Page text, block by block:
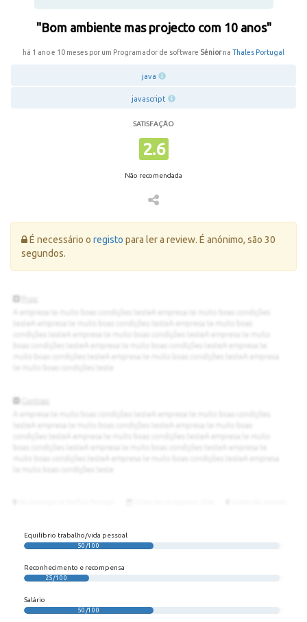
"Bom ambiente mas projecto com 10 anos"
há 1 ano e 10 meses por um Programador de software Séniorna Thales Portugal
java
javascript
SATISFAÇÃO
2.6
Não recomendada
Erro:
É necessário o registo para ler a review. É anónimo, são 30
segundos.
Equilíbrio trabalho/vida pessoal
50/100
Reconhecimento e recompensa
25/100
Salário
50/100